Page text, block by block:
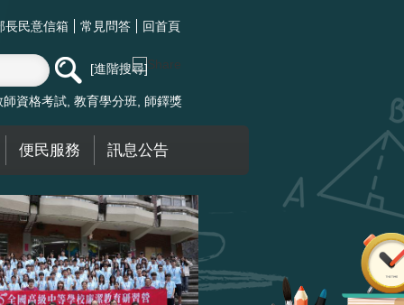
長民意信箱 常見問答 回首頁
進階搜尋
師資格考試 教育學分班 師鐸獎
便民服務 訊息公告